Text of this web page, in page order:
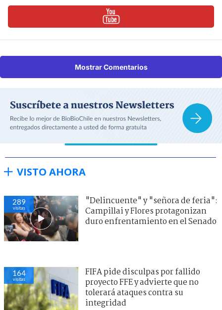
Mostrar Comentarios
VISTO AHORA
289
visitas
"Delincuente" y "señora de feria":
Campillai y Flores protagonizan
duro enfrentamiento en el Senado
164
visitas
FIFA pide disculpas por fallido
proyecto FFE y advierte que no
tolerará ataques contra su
integridad